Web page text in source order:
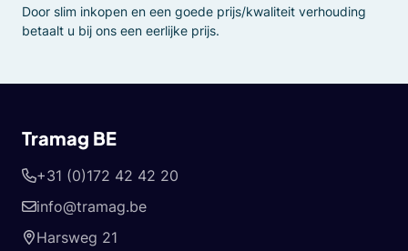
Door slim inkopen en een goede prijs/kwaliteit verhouding
betaalt u bij ons een eerlijke prijs.
Tramag BE
+31 (0)172 42 42 20
info@tramag.be
Harsweg 21